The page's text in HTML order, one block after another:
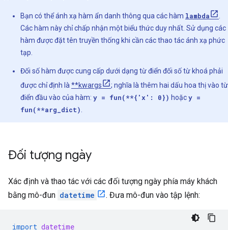
Bạn có thể ánh xạ hàm ẩn danh thông qua các hàm lambda
Các hàm này chỉ chấp nhận một biểu thức duy nhất. Sử dụng các
hàm được đặt tên truyền thống khi cần các thao tác ánh xạ phức
tạp.
Đối số hàm được cung cấp dưới dạng từ điển đối số từ khoá phải
được chỉ định là **kwargs
; nghĩa là thêm hai dấu hoa thị vào từ
điển đầu vào của hàm: y = fun(**{'x': 0}) hoặcy =
fun(**arg_dict)
Đối tượng ngày
Xác định và thao tác với các đối tượng ngày phía máy khách
bằng mô-đun datetime . Đưa mô-đun vào tập lệnh:
import datetime